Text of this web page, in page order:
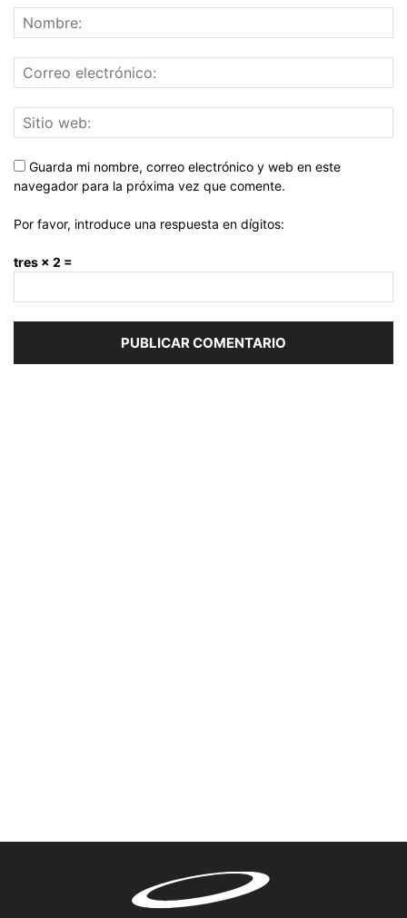
Guarda mi nombre, correo electrónico y web en este
navegador para la próxima vez que comente.
Por favor, introduce una respuesta en dígitos:
tres × 2 =